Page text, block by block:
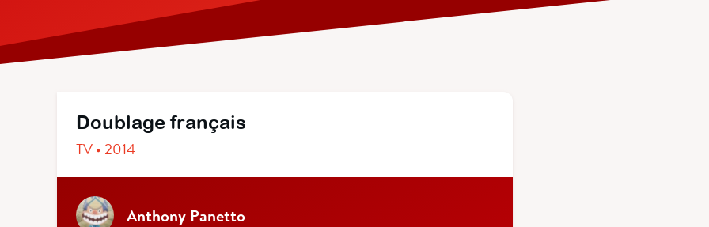
Doublage français
TV • 2014
Anthony Panetto